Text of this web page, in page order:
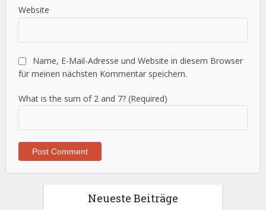
Website
Name, E-Mail-Adresse und Website in diesem Browser
für meinen nächsten Kommentar speichern.
What is the sum of 2 and 7? (Required)
Neueste Beiträge